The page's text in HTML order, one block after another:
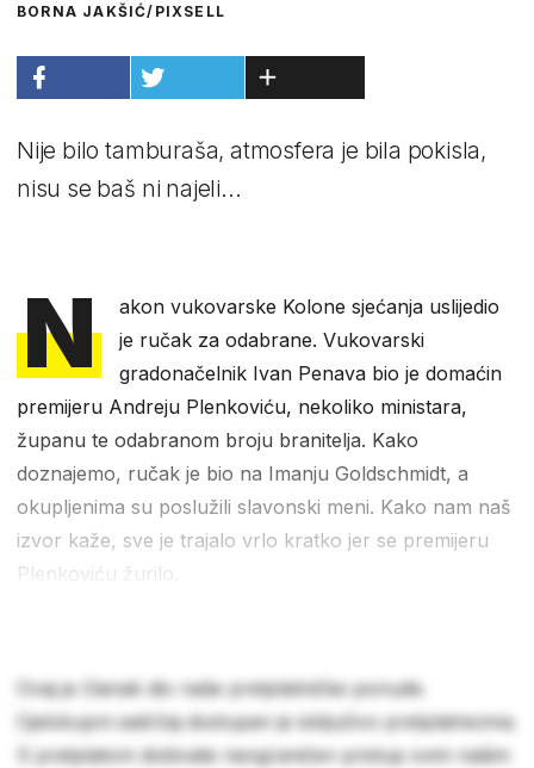
BORNA JAKŠIĆ/PIXSELL
Nije bilo tamburaša, atmosfera je bila pokisla,
nisu se baš ni najeli...
N
akon vukovarske Kolone sjećanja uslijedio
je ručak za odabrane. Vukovarski
gradonačelnik Ivan Penava bio je domaćin
premijeru Andreju Plenkoviću, nekoliko ministara,
županu te odabranom broju branitelja. Kako
doznajemo, ručak je bio na Imanju Goldschmidt, a
okupljenima su poslužili slavonski meni. Kako nam naš
izvor kaže, sve je trajalo vrlo kratko jer se premijeru
Plenkoviću žurilo.
Ovaj je članak dio naše pretplatničke ponude.
Cjelokupni sadržaj dostupan je isključivo pretplatnicima.
S pretplatom dobivate neograničen pristup svim našim